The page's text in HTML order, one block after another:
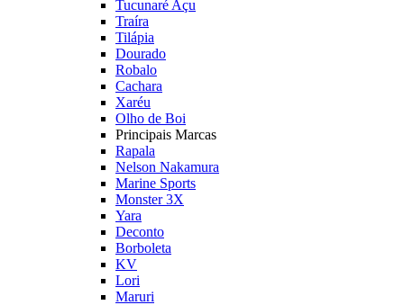
Tucunaré Açu
Traíra
Tilápia
Dourado
Robalo
Cachara
Xaréu
Olho de Boi
Principais Marcas
Rapala
Nelson Nakamura
Marine Sports
Monster 3X
Yara
Deconto
Borboleta
KV
Lori
Maruri